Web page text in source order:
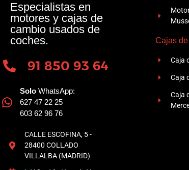
Especialistas en
motores y cajas de
cambio usados de
coches.
91 850 93 64
Solo WhatsApp:
627 47 22 25
603 62 96 76
CALLE ESCOFINA, 5 -
28400 COLLADO
VILLALBA (MADRID)
Cajas
Caja
Caja
Caja